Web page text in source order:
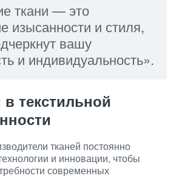
ткани — это
изысанности и стиля,
вашу
и индивидуальность».
текстильной
тканей постоянно
и инновации, чтобы
современных